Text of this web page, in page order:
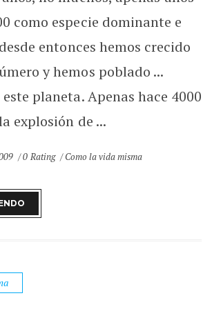
como especie dominante e
entonces hemos crecido
y hemos poblado ...
planeta. Apenas hace 4000
explosión de ...
0 Rating Como la vida misma